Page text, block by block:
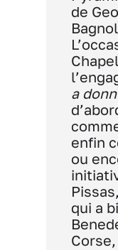
de
a
enfin
ou
qui a